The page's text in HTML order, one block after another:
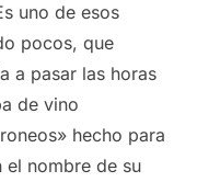
uno de esos
pocos, que
a pasar las horas
de vino
hecho para
el nombre de su